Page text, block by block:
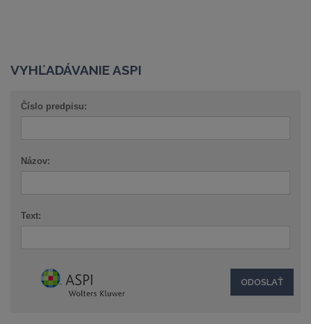
VYHĽADÁVANIE ASPI
Číslo predpisu:
Názov:
Text: